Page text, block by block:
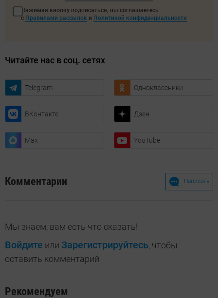
Нажимая кнопку подписаться, вы соглашаетесь
с Правилами рассылок и Политикой конфиденциальности
Читайте нас в соц. сетях
Telegram Одноклассники
ВКонтакте Дзен
Max YouTube
Комментарии Написать
Мы знаем, вам есть что сказать!
Войдите или Зарегистрируйтесь, чтобы
оставить комментарий
Рекомендуем